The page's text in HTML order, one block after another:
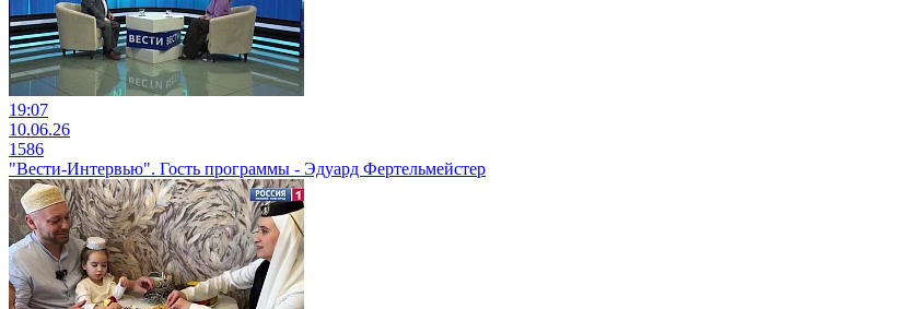
19:07
10.06.26
1586
"Вести-Интервью". Гость программы - Эдуард Фертельмейстер